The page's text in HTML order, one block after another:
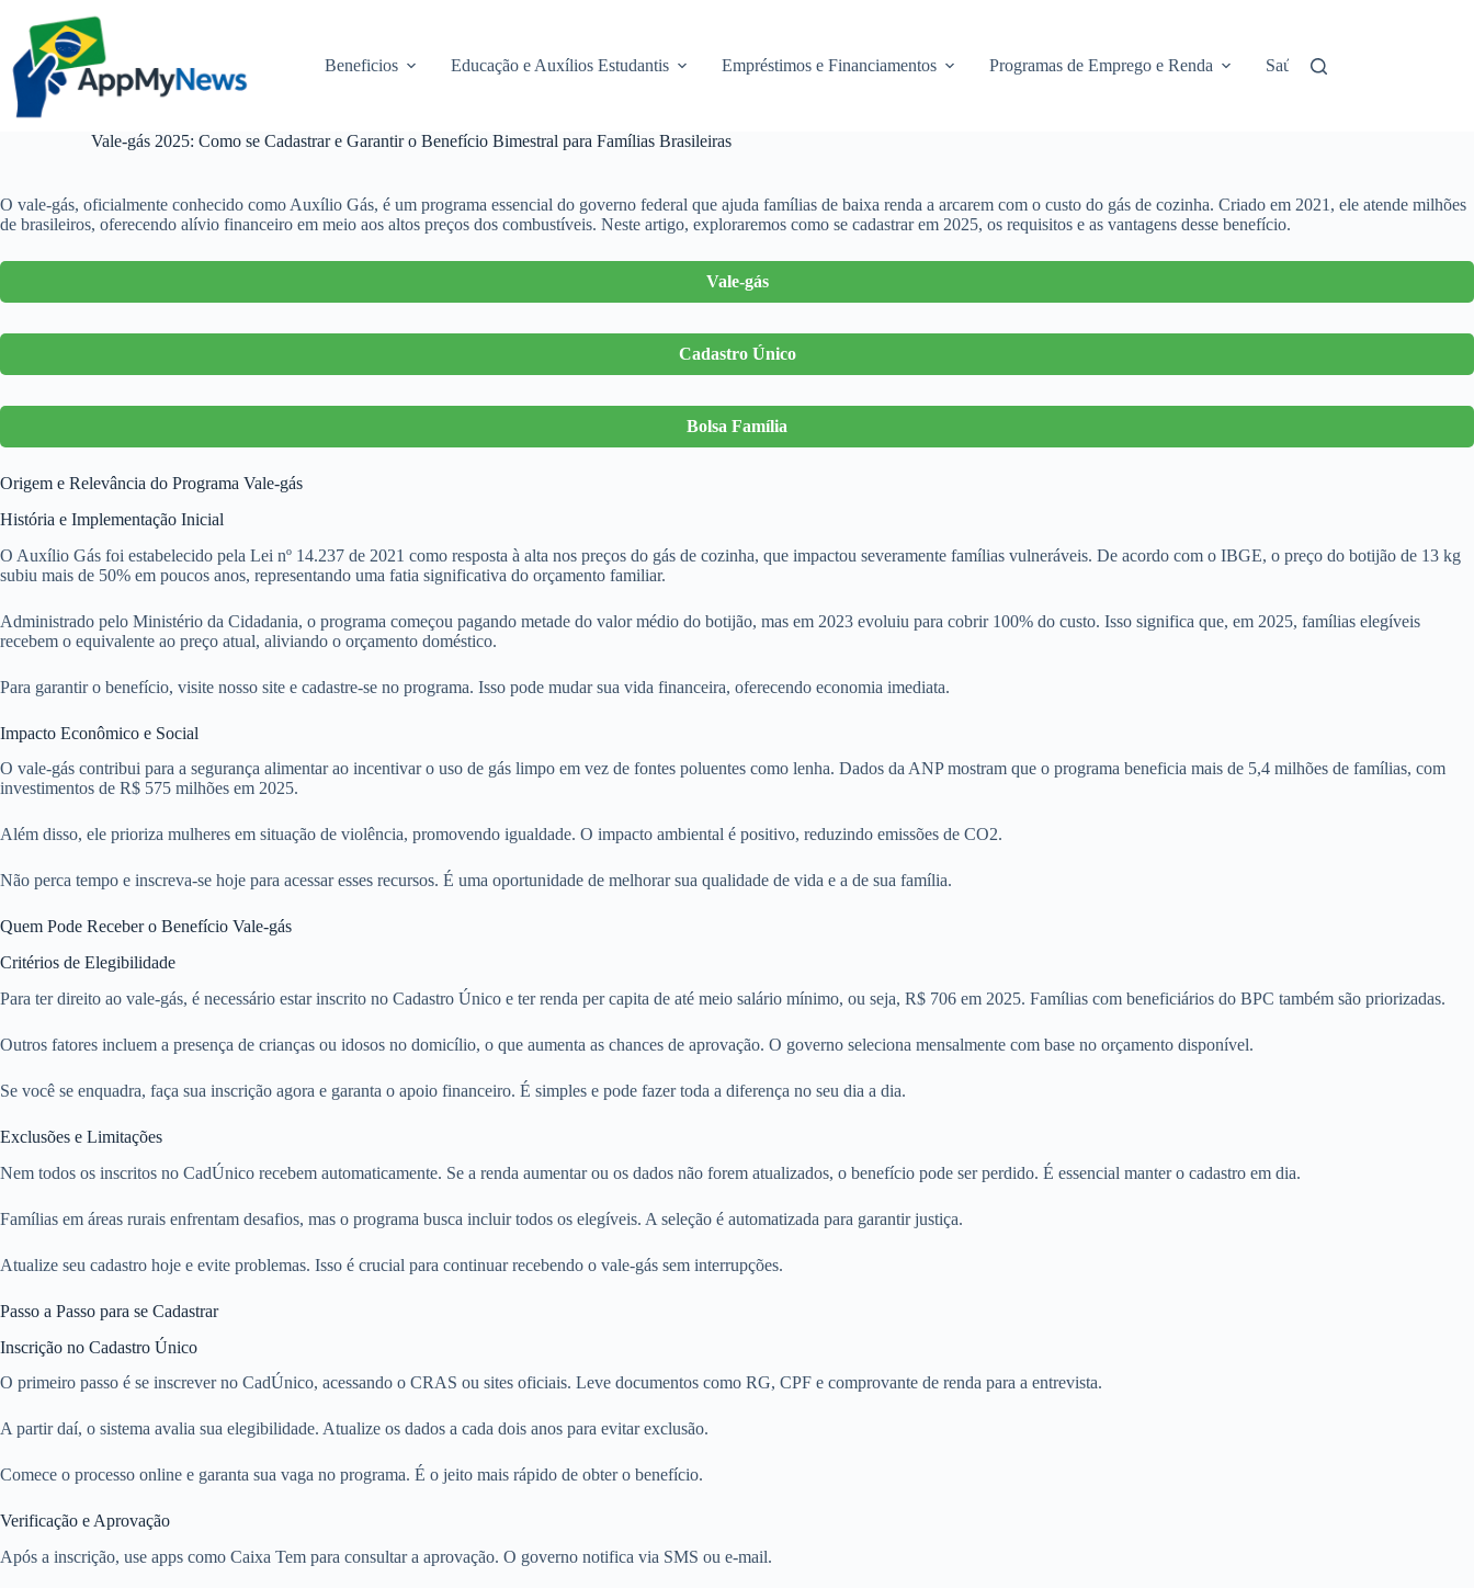
conteúdo
Beneficios Educação e Auxílios Estudantis Empréstimos e Financiamentos Programas de Emprego e Renda Saúde e Assistência
Vale-gás 2025: Como se Cadastrar e Garantir o Benefício Bimestral para Famílias Brasileiras
O vale-gás, oficialmente conhecido como Auxílio Gás, é um programa essencial do governo federal que ajuda famílias de baixa renda a arcarem com o custo do gás de cozinha. Criado em 2021, ele atende milhões
de brasileiros, oferecendo alívio financeiro em meio aos altos preços dos combustíveis. Neste artigo, exploraremos como se cadastrar em 2025, os requisitos e as vantagens desse benefício.
Vale-gás
Cadastro Único
Bolsa Família
Origem e Relevância do Programa Vale-gás
História e Implementação Inicial
O Auxílio Gás foi estabelecido pela Lei nº 14.237 de 2021 como resposta à alta nos preços do gás de cozinha, que impactou severamente famílias vulneráveis. De acordo com o IBGE, o preço do botijão de 13 kg
subiu mais de 50% em poucos anos, representando uma fatia significativa do orçamento familiar.
Administrado pelo Ministério da Cidadania, o programa começou pagando metade do valor médio do botijão, mas em 2023 evoluiu para cobrir 100% do custo. Isso significa que, em 2025, famílias elegíveis
recebem o equivalente ao preço atual, aliviando o orçamento doméstico.
Para garantir o benefício, visite nosso site e cadastre-se no programa. Isso pode mudar sua vida financeira, oferecendo economia imediata.
Impacto Econômico e Social
O vale-gás contribui para a segurança alimentar ao incentivar o uso de gás limpo em vez de fontes poluentes como lenha. Dados da ANP mostram que o programa beneficia mais de 5,4 milhões de famílias, com
investimentos de R$ 575 milhões em 2025.
Além disso, ele prioriza mulheres em situação de violência, promovendo igualdade. O impacto ambiental é positivo, reduzindo emissões de CO2.
Não perca tempo e inscreva-se hoje para acessar esses recursos. É uma oportunidade de melhorar sua qualidade de vida e a de sua família.
Quem Pode Receber o Benefício Vale-gás
Critérios de Elegibilidade
Para ter direito ao vale-gás, é necessário estar inscrito no Cadastro Único e ter renda per capita de até meio salário mínimo, ou seja, R$ 706 em 2025. Famílias com beneficiários do BPC também são priorizadas.
Outros fatores incluem a presença de crianças ou idosos no domicílio, o que aumenta as chances de aprovação. O governo seleciona mensalmente com base no orçamento disponível.
Se você se enquadra, faça sua inscrição agora e garanta o apoio financeiro. É simples e pode fazer toda a diferença no seu dia a dia.
Exclusões e Limitações
Nem todos os inscritos no CadÚnico recebem automaticamente. Se a renda aumentar ou os dados não forem atualizados, o benefício pode ser perdido. É essencial manter o cadastro em dia.
Famílias em áreas rurais enfrentam desafios, mas o programa busca incluir todos os elegíveis. A seleção é automatizada para garantir justiça.
Atualize seu cadastro hoje e evite problemas. Isso é crucial para continuar recebendo o vale-gás sem interrupções.
Passo a Passo para se Cadastrar
Inscrição no Cadastro Único
O primeiro passo é se inscrever no CadÚnico, acessando o CRAS ou sites oficiais. Leve documentos como RG, CPF e comprovante de renda para a entrevista.
A partir daí, o sistema avalia sua elegibilidade. Atualize os dados a cada dois anos para evitar exclusão.
Comece o processo online e garanta sua vaga no programa. É o jeito mais rápido de obter o benefício.
Verificação e Aprovação
Após a inscrição, use apps como Caixa Tem para consultar a aprovação. O governo notifica via SMS ou e-mail.